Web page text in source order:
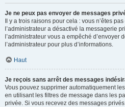
Je ne peux pas envoyer de messages
Il y a trois raisons pour cela : vous n’êtes
l’administrateur a désactivé la messagerie
l’administrateur vous a empêché d’envoyer
l’administrateur pour plus d’informations.
Haut
Je reçois sans arrêt des messages
Vous pouvez supprimer automatiquement
en utilisant les filtres de message dans les
privée. Si vous recevez des messages